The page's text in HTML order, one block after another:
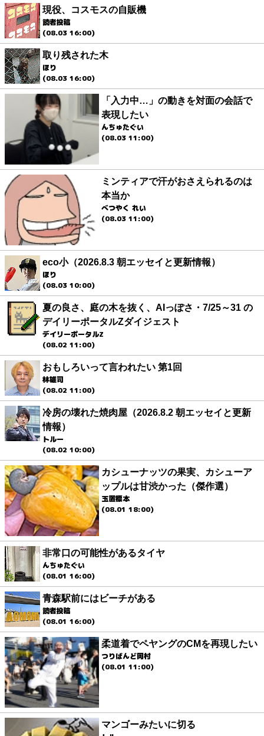
現役、コスモスの自販機
読者投稿
(08.03 16:00)
取り残された木
ほり
(08.03 16:00)
「入力中…」の動きを対面の会話で
表現したい
んちゅたぐい
(08.03 11:00)
ミンティアで汗がおさえられるのは
本当か
べつやく れい
(08.03 11:00)
eco小（2026.8.3 朝エッセイと更新情報）
ほり
(08.03 10:00)
夏の良さ、庭の木を抜く、AIっぽさ・7/25～31 の
デイリーポータルZダイジェスト
デイリーポータルZ
(08.02 11:00)
おもしろいって言われたい 第1回
林雄司
(08.02 11:00)
冷房の壊れた焼肉屋（2026.8.2 朝エッセイと更新
情報）
トルー
(08.02 10:00)
カシューナッツの果実、カシューア
ップルは甘渋かった（傑作選）
玉置標本
(08.01 18:00)
非常口の可能性があるタイヤ
んちゅたぐい
(08.01 16:00)
青森駅前にはビーチがある
読者投稿
(08.01 16:00)
柔道着でペヤングのCMを再現したい
つりばんど岡村
(08.01 11:00)
マンゴーみたいに切る